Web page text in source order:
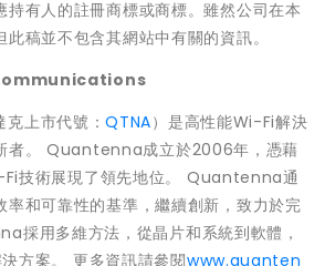
持有人的註冊商標或商標。雖然公司在本
此稿並不包含其網站中有關的資訊。
克上市代號：QTNA）是高性能Wi-Fi解決
者。 Quantenna成立於2006年，憑藉
Fi技術展現了領先地位。 Quantenna通
率和可靠性的基準，繼續創新，致力於完
用多維方法，從晶片和系統到軟體，
方案。 更多資訊請參閱www.quanten